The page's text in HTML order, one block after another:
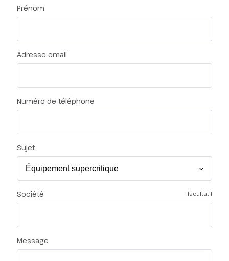
Prénom
Adresse email
Numéro de téléphone
Sujet
Société facultatif
Message